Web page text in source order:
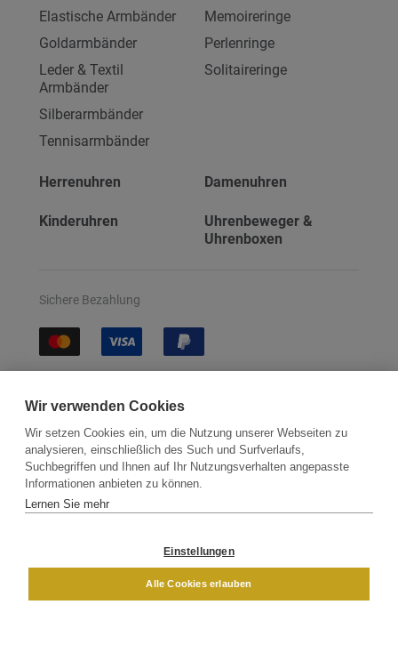
Elastische Armbänder
Goldarmbänder
Leder & Textil
Armbänder
Silberarmbänder
Tennisarmbänder
Memoireringe
Perlenringe
Solitaireringe
Herrenuhren Damenuhren
Kinderuhren
Uhrenbeweger &
Uhrenboxen
Sichere Bezahlung
Kontakt Newsletter Partner
Versand
DAMEN
Wir verwenden Cookies
Wir setzen Cookies ein, um die Nutzung unserer Webseiten zu
analysieren, einschließlich des Such und Surfverlaufs,
Suchbegriffen und Ihnen auf Ihr Nutzungsverhalten angepasste
Informationen anbieten zu können.
Lernen Sie mehr
Einstellungen
Alle Cookies erlauben